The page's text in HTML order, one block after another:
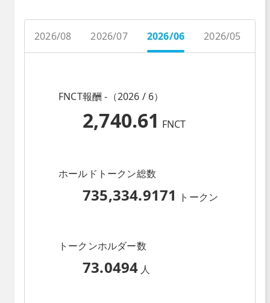
2026/08 2026/07 2026/06 2026/05
FNCT報酬 -（2026 / 6）
2,740.61 FNCT
ホールドトークン総数
735,334.9171 トークン
トークンホルダー数
73.0494 人